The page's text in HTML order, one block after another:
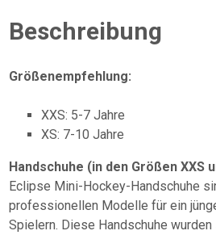
Beschreibung
Größenempfehlung:
XXS: 5-7 Jahre
XS: 7-10 Jahre
Handschuhe (in den Größen XXS
Eclipse Mini-Hockey-Handschuhe
professionellen Modelle für ein
Spielern. Diese Handschuhe